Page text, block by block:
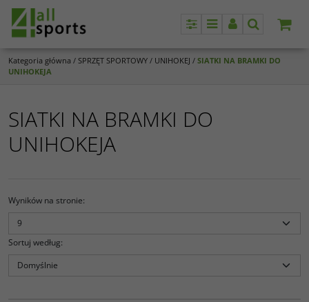
PanelMenuPanelSzukaj
Kategoria główna / SPRZĘT SPORTOWY / UNIHOKEJ / SIATKI NA BRAMKI DO
UNIHOKEJA
SIATKI NA BRAMKI DO
UNIHOKEJA
Wyników na stronie:
Sortuj według: